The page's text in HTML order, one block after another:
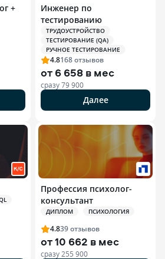
+
Инженер по
тестированию
ТРУДОУСТРОЙСТВО
ТЕСТИРОВАНИЕ (QA)
РУЧНОЕ ТЕСТИРОВАНИЕ
4.8168отзывов
от 6 658 в мес
сразу79 900
Далее
Профессия психолог-
консультант
ДИПЛОМ ПСИХОЛОГИЯ
4.839отзывов
от10 662 в мес
сразу 255 900